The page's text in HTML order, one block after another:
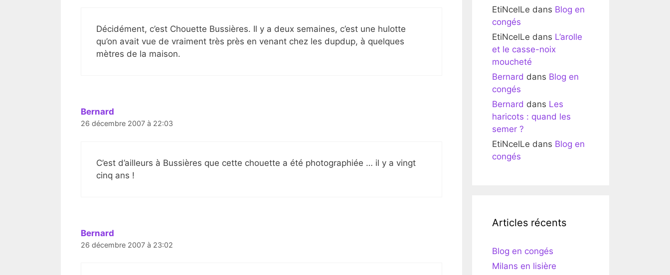
Décidément, c’est Chouette Bussières. Il y a deux semaines, c’est une hulotte
qu’on avait vue de vraiment très près en venant chez les dupdup, à quelques
mètres de la maison.
Bernard
26 décembre 2007 à 22:03
C’est d’ailleurs à Bussières que cette chouette a été photographiée … il y a vingt
cinq ans !
Bernard
26 décembre 2007 à 23:02
EtiNcelLe dans Blog en
congés
EtiNcelLe dans L’arolle
et le casse-noix
moucheté
Bernard dans Blog en
congés
Bernard dans Les
haricots : quand les
semer ?
EtiNcelLe dans Blog en
congés
Articles récents
Blog en congés
Milans en lisière